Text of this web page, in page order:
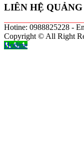
LIÊN HỆ QUẢNG
Hotine: 0988825228 -
Copyright © All Right
Hotline